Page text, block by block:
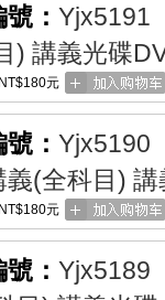
： Yjx5191
) 講義光碟
NT$180元
： Yjx5190
義(全科目) 講
NT$180元
： Yjx5189